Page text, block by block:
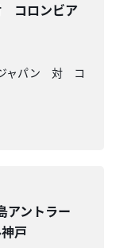
コロンビア
ジャパン 対 コ
アントラー
戸